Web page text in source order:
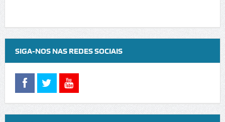
SIGA-NOS NAS REDES SOCIAIS